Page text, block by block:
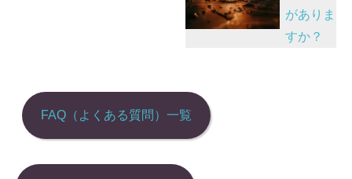
ョ
ン
がありま
すか？
FAQ（よくある質問）一覧